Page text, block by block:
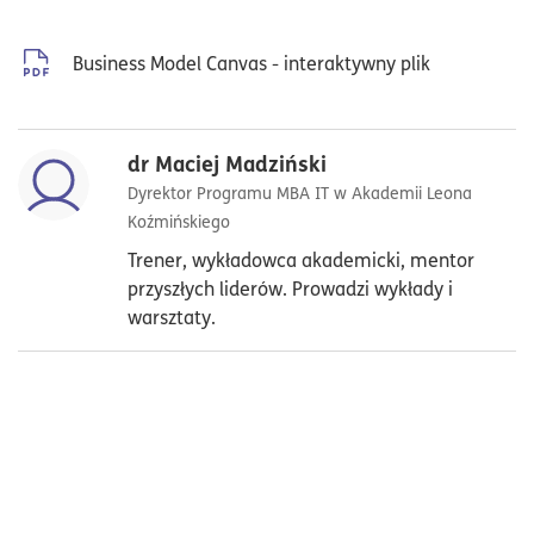
Business Model Canvas - interaktywny plik
dr Maciej Madziński
Dyrektor Programu MBA IT w Akademii Leona
Koźmińskiego
Trener, wykładowca akademicki, mentor
przyszłych liderów. Prowadzi wykłady i
warsztaty.